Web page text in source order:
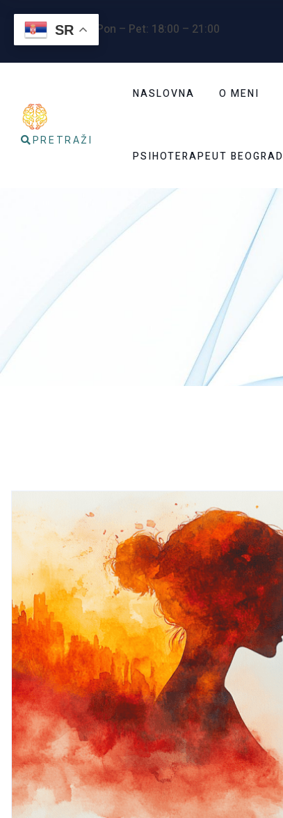
Radno vreme : Pon – Pet: 18:00 – 21:00
PRETRAŽI
NASLOVNA O MENI
PSIHOTERAPEUT BEOGRAD
SR